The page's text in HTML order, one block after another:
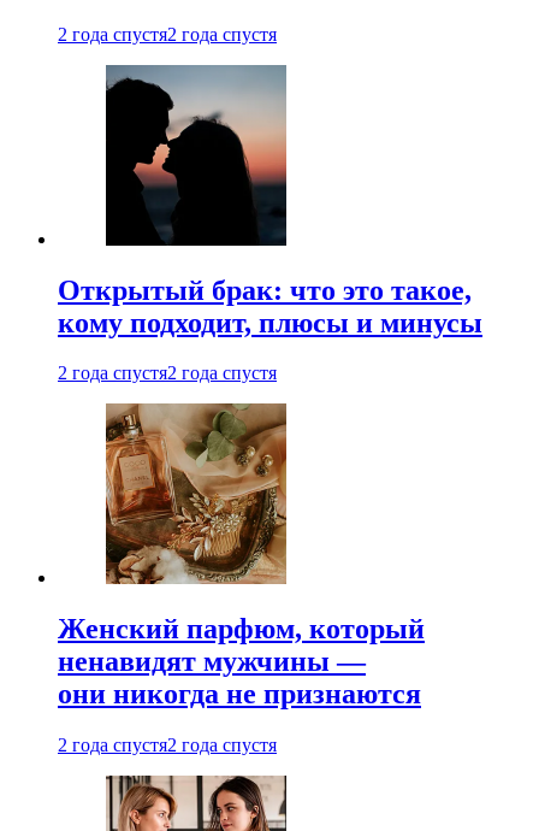
2 года спустя2 года спустя
Открытый брак: что это такое,
кому подходит, плюсы и минусы
2 года спустя2 года спустя
Женский парфюм, который
ненавидят мужчины —
они никогда не признаются
2 года спустя2 года спустя